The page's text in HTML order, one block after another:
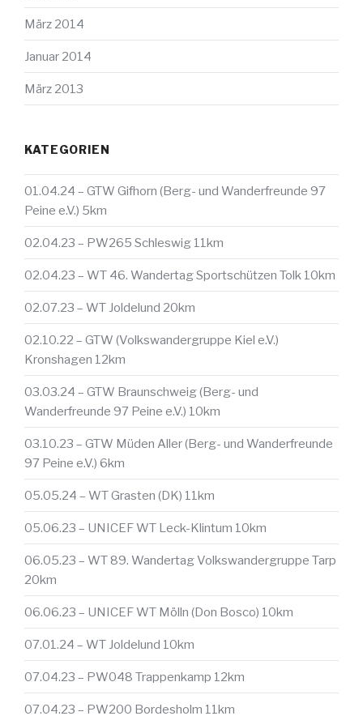
März 2014
Januar 2014
März 2013
KATEGORIEN
01.04.24 – GTW Gifhorn (Berg- und Wanderfreunde 97
Peine e.V.) 5km
02.04.23 – PW265 Schleswig 11km
02.04.23 – WT 46. Wandertag Sportschützen Tolk 10km
02.07.23 – WT Joldelund 20km
02.10.22 – GTW (Volkswandergruppe Kiel e.V.)
Kronshagen 12km
03.03.24 – GTW Braunschweig (Berg- und
Wanderfreunde 97 Peine e.V.) 10km
03.10.23 – GTW Müden Aller (Berg- und Wanderfreunde
97 Peine e.V.) 6km
05.05.24 – WT Grasten (DK) 11km
05.06.23 – UNICEF WT Leck-Klintum 10km
06.05.23 – WT 89. Wandertag Volkswandergruppe Tarp
20km
06.06.23 – UNICEF WT Mölln (Don Bosco) 10km
07.01.24 – WT Joldelund 10km
07.04.23 – PW048 Trappenkamp 12km
07.04.23 – PW200 Bordesholm 11km